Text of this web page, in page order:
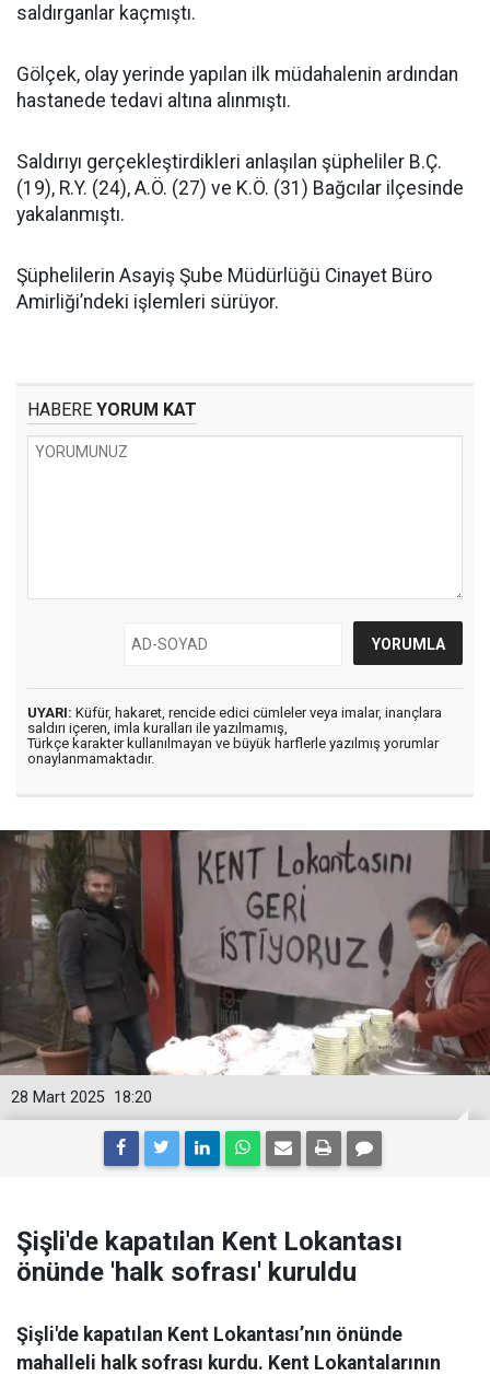
saldırganlar kaçmıştı.
Gölçek, olay yerinde yapılan ilk müdahalenin ardından
hastanede tedavi altına alınmıştı.
Saldırıyı gerçekleştirdikleri anlaşılan şüpheliler B.Ç.
(19), R.Y. (24), A.Ö. (27) ve K.Ö. (31) Bağcılar ilçesinde
yakalanmıştı.
Şüphelilerin Asayiş Şube Müdürlüğü Cinayet Büro
Amirliği’ndeki işlemleri sürüyor.
HABERE YORUM KAT
UYARI: Küfür, hakaret, rencide edici cümleler veya imalar, inançlara
saldırı içeren, imla kuralları ile yazılmamış,
Türkçe karakter kullanılmayan ve büyük harflerle yazılmış yorumlar
onaylanmamaktadır.
18:20
28 Mart 2025
Şişli'de kapatılan Kent Lokantası
önünde 'halk sofrası' kuruldu
Şişli'de kapatılan Kent Lokantası’nın önünde
mahalleli halk sofrası kurdu. Kent Lokantalarının